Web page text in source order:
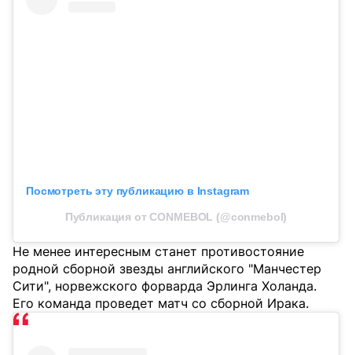
Посмотреть эту публикацию в Instagram
Публикация от CONMEBOL (@conmebol)
Не менее интересным станет противостояние
родной сборной звезды английского "Манчестер
Сити", норвежского форварда Эрлинга Холанда.
Его команда проведет матч со сборной Ирака.